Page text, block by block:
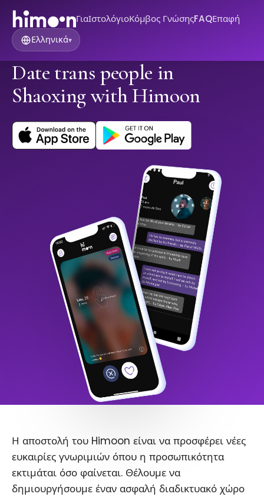
ΓιαΙστολόγιοΚόμβος ΓνώσηςFAQΕπαφή
Ελληνικά▾
Date trans people in
Shaoxing with Himoon
Η αποστολή του Himoon είναι να προσφέρει νέες
ευκαιρίες γνωριμιών όπου η προσωπικότητα
εκτιμάται όσο φαίνεται. Θέλουμε να
δημιουργήσουμε έναν ασφαλή διαδικτυακό χώρο